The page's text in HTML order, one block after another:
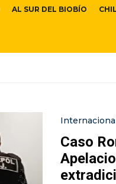
AL SUR DEL BIOBÍO
Caso